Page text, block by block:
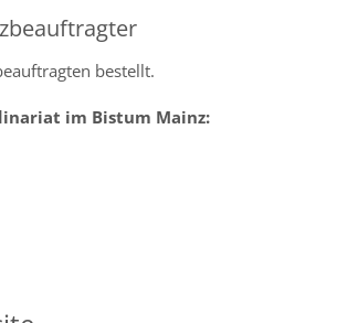
bestellt.
im Bistum Mainz: